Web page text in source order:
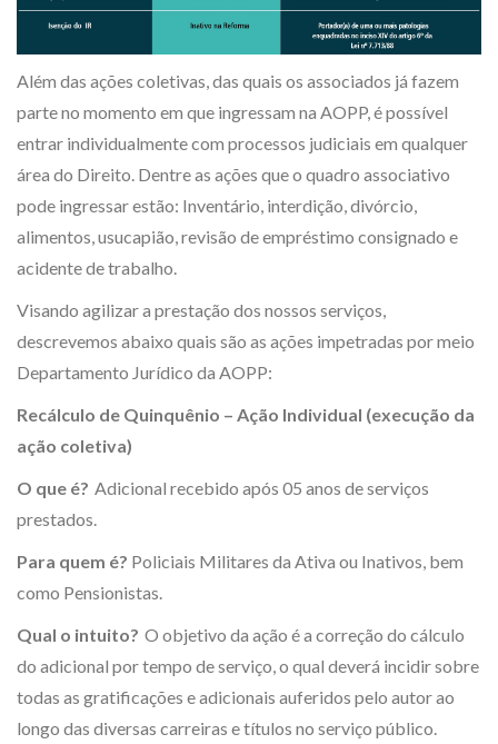
Além das ações coletivas, das quais os associados já fazem
parte no momento em que ingressam na AOPP, é possível
entrar individualmente com processos judiciais em qualquer
área do Direito. Dentre as ações que o quadro associativo
pode ingressar estão: Inventário, interdição, divórcio,
alimentos, usucapião, revisão de empréstimo consignado e
acidente de trabalho.
Visando agilizar a prestação dos nossos serviços,
descrevemos abaixo quais são as ações impetradas por meio
Departamento Jurídico da AOPP:
Recálculo de Quinquênio – Ação Individual (execução da
ação coletiva)
O que é? Adicional recebido após 05 anos de serviços
prestados.
Para quem é? Policiais Militares da Ativa ou Inativos, bem
como Pensionistas.
Qual o intuito? O objetivo da ação é a correção do cálculo
do adicional por tempo de serviço, o qual deverá incidir sobre
todas as gratificações e adicionais auferidos pelo autor ao
longo das diversas carreiras e títulos no serviço público.